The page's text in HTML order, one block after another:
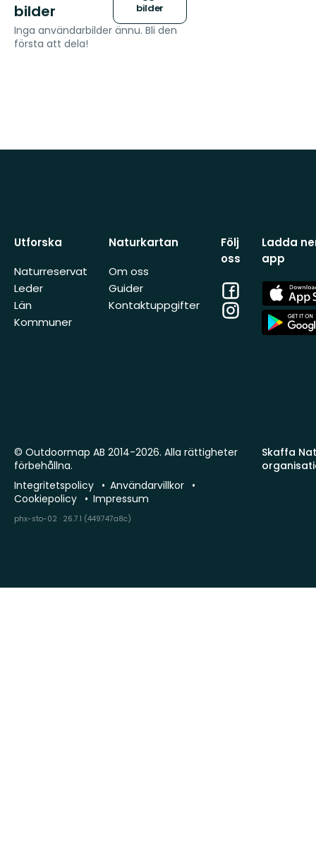
bilder
bilder
Inga användarbilder ännu. Bli den
första att dela!
Utforska
Naturreservat
Leder
Län
Kommuner
Naturkartan
Om oss
Guider
Kontaktuppgifter
Följ
oss
Facebook
Instagram
Ladda
app
App
Store
App
Store
Skaffa
© Outdoormap AB 2014-2026. Alla rättigheter
förbehållna.
Integritetspolicy
Användarvillkor
Cookiepolicy
Impressum
phx-sto-02 · 26.7.1 (449747a8c)